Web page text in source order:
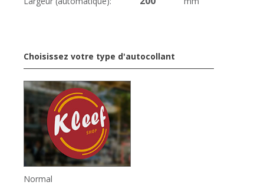
Choisissez votre type d'autocollant
Normal